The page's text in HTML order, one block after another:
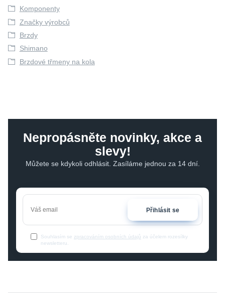
Komponenty
Značky výrobců
Brzdy
Shimano
Brzdové třmeny na kola
Nepropásněte novinky, akce a
slevy!
Můžete se kdykoli odhlásit. Zasíláme jednou za 14 dní.
Přihlásit se
Souhlasím se zpracováním osobních údajů za účelem rozesílky
newsletteru.